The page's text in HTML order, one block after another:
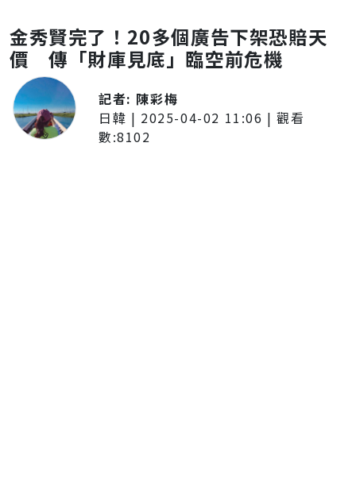
金秀賢完了！20多個廣告下架恐賠天
價 傳「財庫見底」臨空前危機
記者: 陳彩梅
日韓 | 2025-04-02 11:06 | 觀看
數:8102